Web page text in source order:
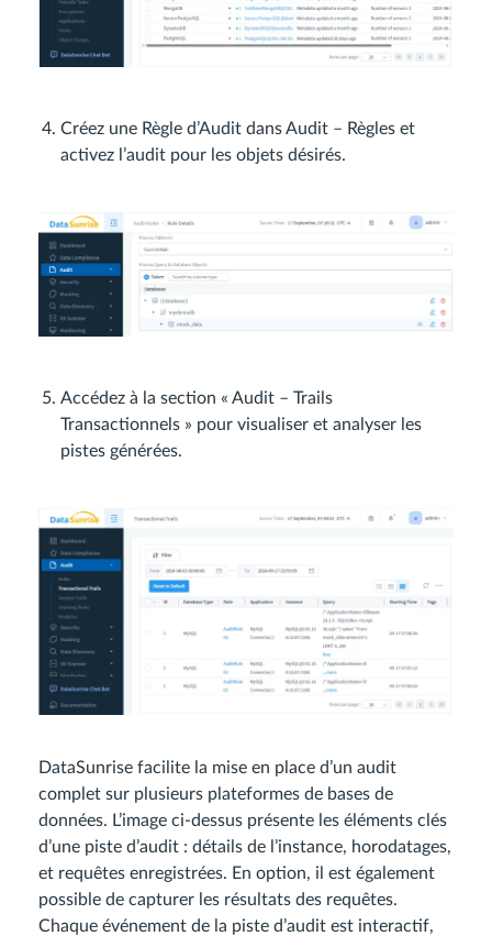
Créez une Règle d’Audit dans Audit – Règles et
activez l’audit pour les objets désirés.
Accédez à la section « Audit – Trails
Transactionnels » pour visualiser et analyser les
pistes générées.
DataSunrise facilite la mise en place d’un audit
complet sur plusieurs plateformes de bases de
données. L’image ci-dessus présente les éléments clés
d’une piste d’audit : détails de l’instance, horodatages,
et requêtes enregistrées. En option, il est également
possible de capturer les résultats des requêtes.
Chaque événement de la piste d’audit est interactif,